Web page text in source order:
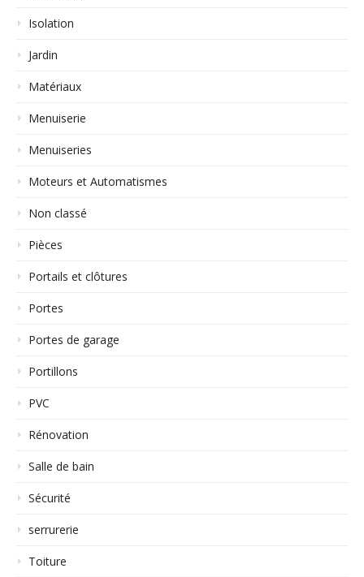
Isolation
Jardin
Matériaux
Menuiserie
Menuiseries
Moteurs et Automatismes
Non classé
Pièces
Portails et clôtures
Portes
Portes de garage
Portillons
PVC
Rénovation
Salle de bain
Sécurité
serrurerie
Toiture